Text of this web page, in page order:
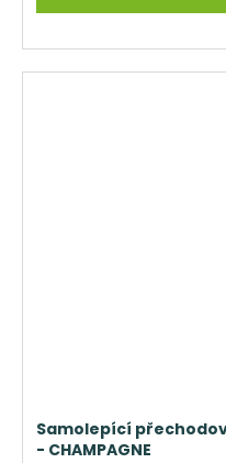
Samolepící
- CHAMPAGNE